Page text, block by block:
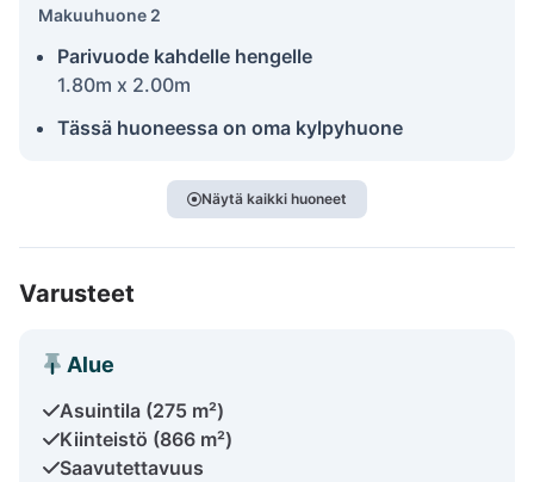
Makuuhuone 2
Parivuode kahdelle hengelle
1.80m x 2.00m
Tässä huoneessa on oma kylpyhuone
Näytä kaikki huoneet
Varusteet
Alue
Asuintila (275 m²)
Kiinteistö (866 m²)
Saavutettavuus